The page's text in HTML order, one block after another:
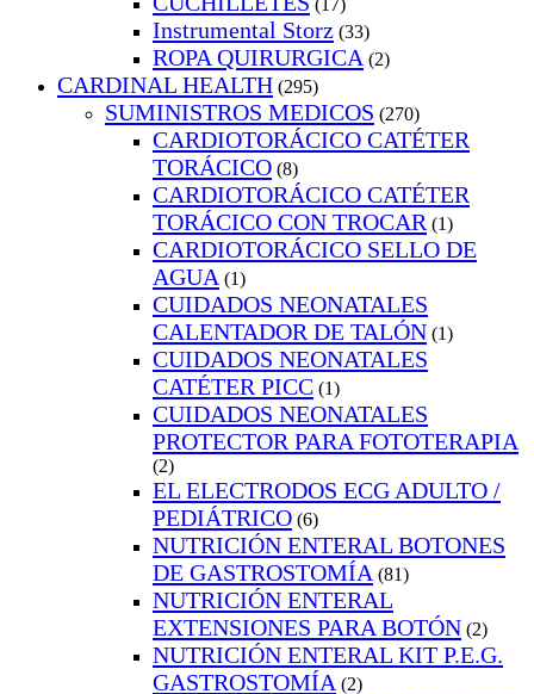
(17)
Instrumental Storz (33)
ROPA QUIRURGICA (2)
CARDINAL HEALTH (295)
SUMINISTROS MEDICOS (270)
CARDIOTORÁCICO CATÉTER
TORÁCICO (8)
CARDIOTORÁCICO CATÉTER
TORÁCICO CON TROCAR (1)
CARDIOTORÁCICO SELLO DE
AGUA (1)
CUIDADOS NEONATALES
CALENTADOR DE TALÓN (1)
CUIDADOS NEONATALES
CATÉTER PICC (1)
CUIDADOS NEONATALES
PROTECTOR PARA FOTOTERAPIA
(2)
EL ELECTRODOS ECG ADULTO /
PEDIÁTRICO (6)
NUTRICIÓN ENTERAL BOTONES
DE GASTROSTOMÍA (81)
NUTRICIÓN ENTERAL
EXTENSIONES PARA BOTÓN (2)
NUTRICIÓN ENTERAL KIT P.E.G.
GASTROSTOMÍA (2)